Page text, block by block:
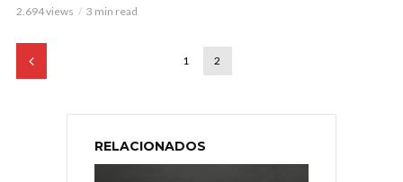
2.694 views 3 min read
1 2
RELACIONADOS